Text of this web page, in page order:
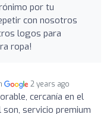
por tu
con nosotros
logos para
ropa!
2 years ago
cercanía en el
servicio premium